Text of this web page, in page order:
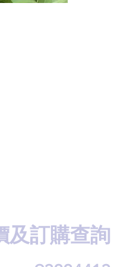
及訂購查詢